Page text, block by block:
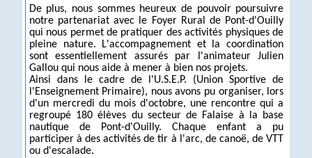
De plus, nous sommes heureux de pouvoir poursuivre
notre partenariat avec le Foyer Rural de Pont-d'Ouilly
qui nous permet de pratiquer des activités physiques de
pleine nature. L'accompagnement et la coordination
sont essentiellement assurés par l'animateur Julien
Gallou qui nous aide à mener à bien nos projets.
Ainsi dans le cadre de l'U.S.E.P. (Union Sportive de
l'Enseignement Primaire), nous avons pu organiser, lors
d'un mercredi du mois d'octobre, une rencontre qui a
regroupé 180 élèves du secteur de Falaise à la base
nautique de Pont-d'Ouilly. Chaque enfant a pu
participer à des activités de tir à l'arc, de canoë, de VTT
ou d'escalade.